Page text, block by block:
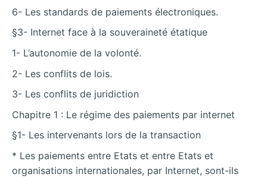
6- Les standards de paiements électroniques.
§3- Internet face à la souveraineté étatique
1- L’autonomie de la volonté.
2- Les conflits de lois.
3- Les conflits de juridiction
Chapitre 1 : Le régime des paiements par internet
§1- Les intervenants lors de la transaction
* Les paiements entre Etats et entre Etats et
organisations internationales, par Internet, sont-ils